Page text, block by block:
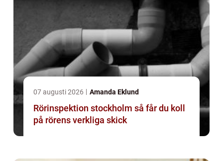
07 augusti 2026 Amanda Eklund
Rörinspektion stockholm så får du koll
på rörens verkliga skick